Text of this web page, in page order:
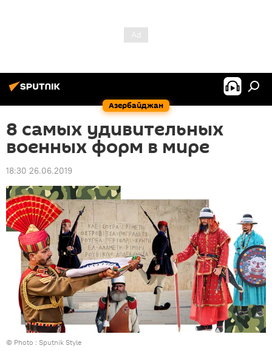
Азербайджан
8 самых удивительных
военных форм в мире
18:30 26.06.2019
© Photo : Sputnik Style